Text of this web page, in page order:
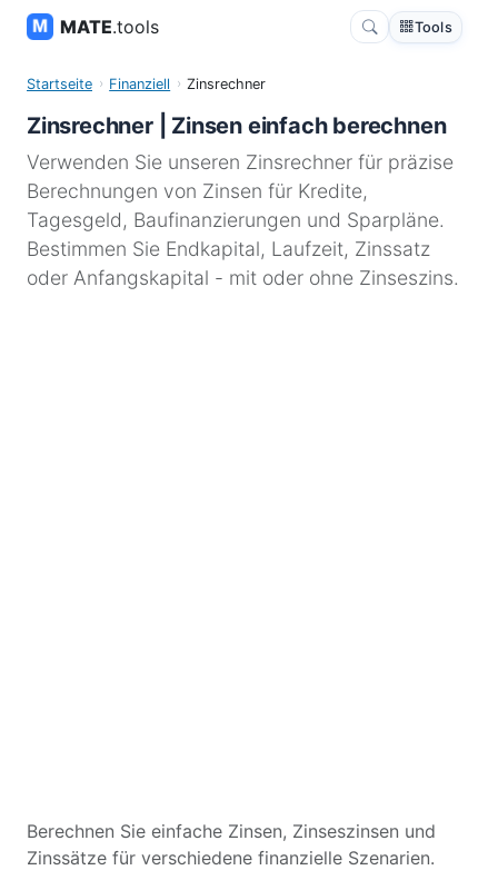
MATE.tools Tools
Startseite Finanziell Zinsrechner
Zinsrechner | Zinsen einfach berechnen
Verwenden Sie unseren Zinsrechner für präzise
Berechnungen von Zinsen für Kredite,
Tagesgeld, Baufinanzierungen und Sparpläne.
Bestimmen Sie Endkapital, Laufzeit, Zinssatz
oder Anfangskapital - mit oder ohne Zinseszins.
Berechnen Sie einfache Zinsen, Zinseszinsen und
Zinssätze für verschiedene finanzielle Szenarien.